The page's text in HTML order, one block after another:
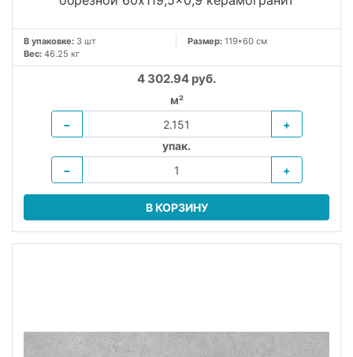
В упаковке: 3 шт Размер: 119*60 см
Вес: 46.25 кг
4 302.94 руб.
м²
−
+
упак.
−
+
В КОРЗИНУ